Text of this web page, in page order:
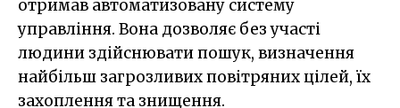
отримав автоматизовану систему
управління. Вона дозволяє без участі
людини здійснювати пошук, визначення
найбільш загрозливих повітряних цілей, їх
захоплення та знищення.